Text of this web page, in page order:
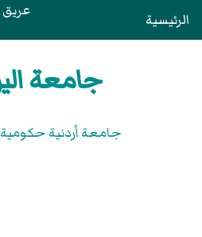
الرئيسية عريق
جامعة
جامعة أردنية حكومية